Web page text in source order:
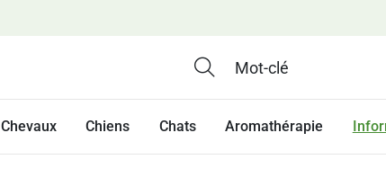
Chevaux Chiens Chats Aromathérapie